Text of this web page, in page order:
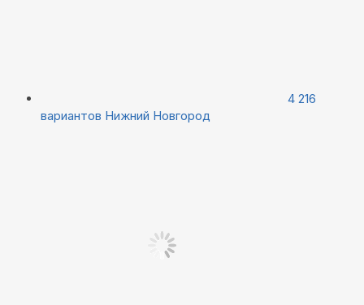
4 216
вариантов Нижний Новгород